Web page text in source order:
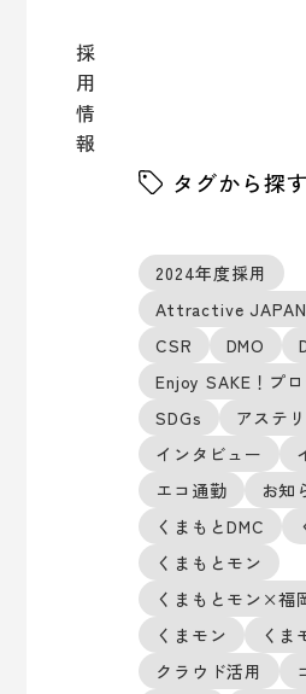
採
用
情
報
タグから探す
2024年度採用
Attractive
CSR
DMO
Enjoy SAKE！プ
SDGs
アステ
インタビュー
エコ通勤
お知
くまもとDMC
くまもとモン
くまもとモン×福
くまモン
くま
クラウド活用